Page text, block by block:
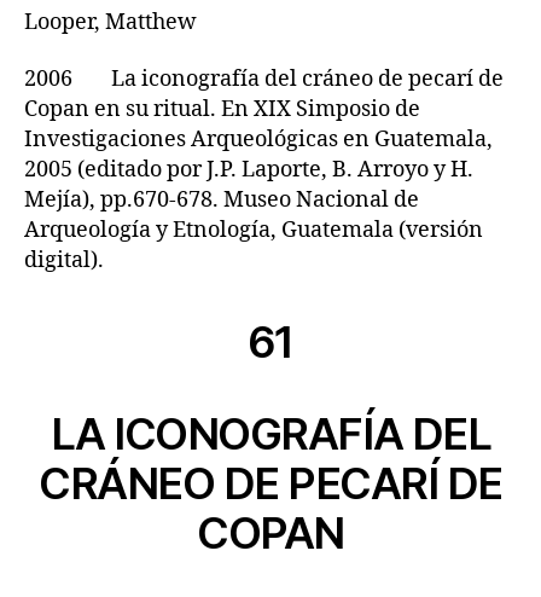
Looper, Matthew
2006 La iconografía del cráneo de pecarí de
Copan en su ritual. En XIX Simposio de
Investigaciones Arqueológicas en Guatemala,
2005 (editado por J.P. Laporte, B. Arroyo y H.
Mejía), pp.670-678. Museo Nacional de
Arqueología y Etnología, Guatemala (versión
digital).
61
LA ICONOGRAFÍA DEL
CRÁNEO DE PECARÍ DE
COPAN